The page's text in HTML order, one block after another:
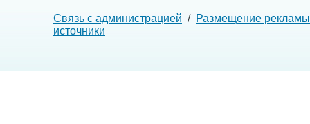
Связь с администрацией / Размещение рекламы
источники